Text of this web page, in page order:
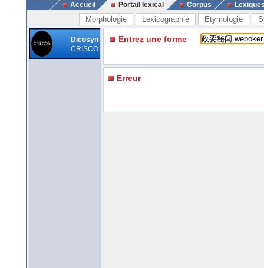
Accueil Portail lexical Corpus
Morphologie Lexicographie Etymologie
Dicosyn
CRISCO
Entrez une forme
Erreur